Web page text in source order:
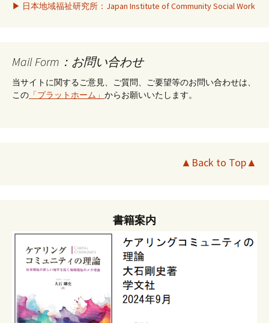
▶ 日本地域福祉研究所：Japan Institute of Community Social Work
Mail Form：お問い合わせ
当サイトに関するご意見、ご質問、ご要望等のお問い合わせは、
この 「プラットホーム」 からお願いいたします。
▲Back to Top▲
書籍案内